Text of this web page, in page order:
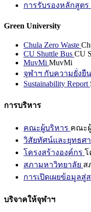
การรับรองหลักสูตร
Green University
Chula Zero Waste
CU Shuttle Bus CU
MuvMi MuvMi
จุฬาฯ กับความยั่งยืน
Sustainability Report
การบริหาร
คณะผู้บริหาร คณะ
วิสัยทัศน์และยุทธศ
โครงสร้างองค์กร โ
สภามหาวิทยาลัย ส
การเปิดเผยข้อมูลสู่
บริจาคให้จุฬาฯ